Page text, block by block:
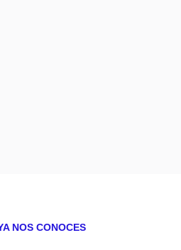
NOS CONOCES